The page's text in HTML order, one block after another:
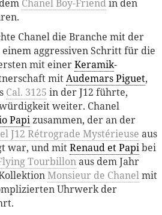
Chanel Boy-Friendin den
Chanel die Branche mit der
einem aggressiven Schritt für die
mit einerKeramik-
mitAudemars Piguet,
Cal. 3125 in der J12 führte,
weiter. Chanel
Papizusammen, der an der
J12 Rétrograde Mystérieuse aus
war, und mitRenaud et Papibei
Tourbillonaus dem Jahr
Monsieur de Chanelmit
Uhrwerk der